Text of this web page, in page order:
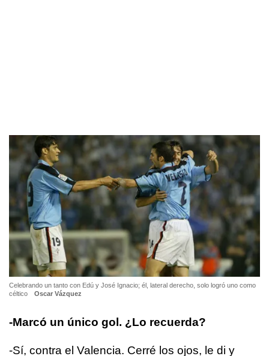
Celebrando un tanto con Edú y José Ignacio; él, lateral derecho, solo logró uno como
céltico
Oscar Vázquez
-Marcó un único gol. ¿Lo recuerda?
-Sí, contra el Valencia. Cerré los ojos, le di y